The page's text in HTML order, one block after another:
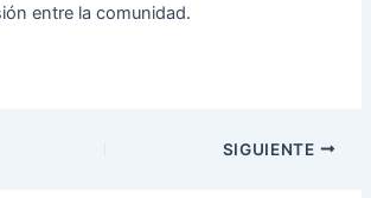
entre la comunidad.
SIGUIENTE